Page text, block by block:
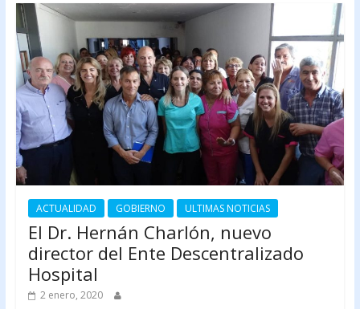
ACTUALIDAD GOBIERNO ULTIMAS NOTICIAS
El Dr. Hernán Charlón, nuevo
director del Ente Descentralizado
Hospital
2 enero, 2020